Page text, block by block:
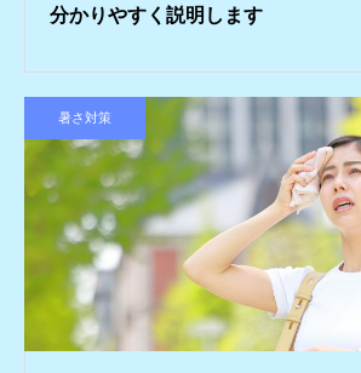
分かりやすく説明します
暑さ対策